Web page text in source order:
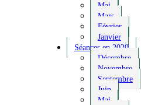
Mai
Mars
Février
Janvier
Séances en 2020
Décembre
Novembre
Septembre
Juin
Mai